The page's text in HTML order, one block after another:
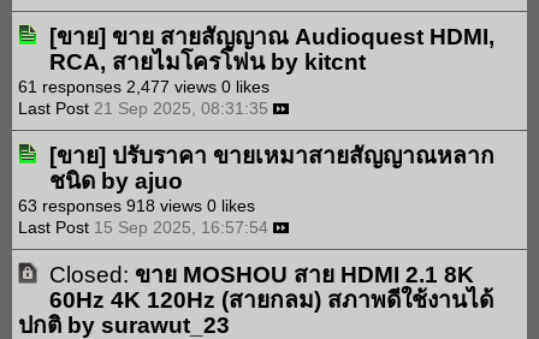
[ขาย] ขาย สายสัญญาณ Audioquest HDMI,
RCA, สายไมโครโฟน by kitcnt
61 responses 2,477 views 0 likes
Last Post 21 Sep 2025, 08:31:35
[ขาย] ปรับราคา ขายเหมาสายสัญญาณหลาก
ชนิด by ajuo
63 responses 918 views 0 likes
Last Post 15 Sep 2025, 16:57:54
Closed: ขาย MOSHOU สาย HDMI 2.1 8K
60Hz 4K 120Hz (สายกลม) สภาพดีใช้งานได้
ปกติ by surawut_23